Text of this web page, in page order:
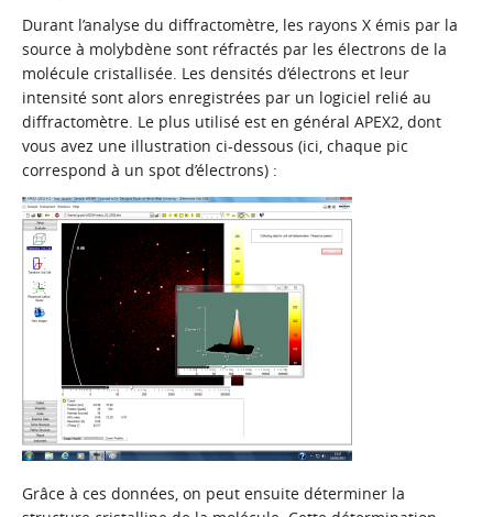
Durant l’analyse du diffractomètre, les rayons X émis par la
source à molybdène sont réfractés par les électrons de la
molécule cristallisée. Les densités d’électrons et leur
intensité sont alors enregistrées par un logiciel relié au
diffractomètre. Le plus utilisé est en général APEX2, dont
vous avez une illustration ci-dessous (ici, chaque pic
correspond à un spot d’électrons) :
Grâce à ces données, on peut ensuite déterminer la